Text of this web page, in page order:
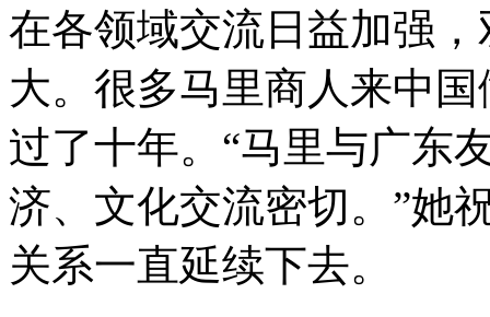
在各领域交流日益加强
大。很多马里商人来中
过了十年。“马里与广东
济、文化交流密切。”她
关系一直延续下去。